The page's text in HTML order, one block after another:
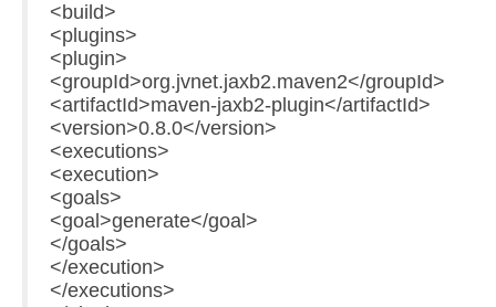
<build>
<plugins>
<plugin>
<groupId>org.jvnet.jaxb2.maven2</groupId>
<artifactId>maven-jaxb2-plugin</artifactId>
<version>0.8.0</version>
<executions>
<execution>
<goals>
<goal>generate</goal>
</goals>
</execution>
</executions>